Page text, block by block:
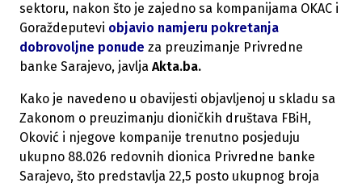
sektoru, nakon što je zajedno sa kompanijama OKAC i
Goraždeputevi objavio namjeru pokretanja
dobrovoljne ponude za preuzimanje Privredne
banke Sarajevo, javlja Akta.ba.
Kako je navedeno u obavijesti objavljenoj u skladu sa
Zakonom o preuzimanju dioničkih društava FBiH,
Oković i njegove kompanije trenutno posjeduju
ukupno 88.026 redovnih dionica Privredne banke
Sarajevo, što predstavlja 22,5 posto ukupnog broja